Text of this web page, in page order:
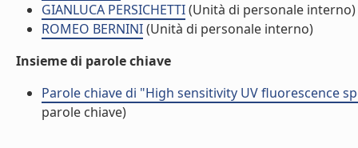
GIANLUCA PERSICHETTI(Unità di personale interno)
ROMEO BERNINI(Unità di personale interno)
Insieme di parole chiave
Parole chiave di "High sensitivity UV fluorescence
parole chiave)